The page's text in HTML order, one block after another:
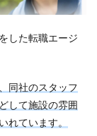
した転職エージ
同社のスタッフ
して施設の雰囲
れています。